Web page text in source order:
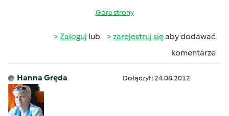
Góra strony
Zaloguj lub zarejestruj sięaby dodawać
komentarze
Hanna Gręda Dołączył : 24.08.2012